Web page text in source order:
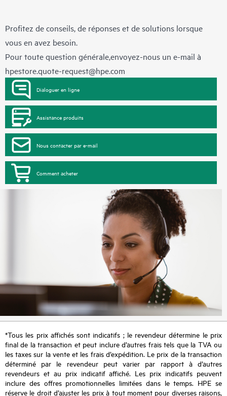
Profitez de conseils, de réponses et de solutions lorsque
vous en avez besoin.
Pour toute question générale,envoyez-nous un e-mail à
hpestore.quote-request@hpe.com
Dialoguer en ligne
Assistance produits
Nous contacter par e-mail
Comment acheter
*Tous les prix affichés sont indicatifs ; le revendeur détermine le prix
final de la transaction et peut inclure d’autres frais tels que la TVA ou
les taxes sur la vente et les frais d’expédition. Le prix de la transaction
déterminé par le revendeur peut varier par rapport à d’autres
revendeurs et au prix indicatif affiché. Les prix indicatifs peuvent
inclure des offres promotionnelles limitées dans le temps. HPE se
réserve le droit d’ajuster les prix à tout moment pour diverses raisons,